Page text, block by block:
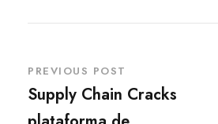
PREVIOUS POST
Supply Chain Cracks